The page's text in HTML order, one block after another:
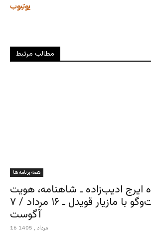
یوتیوب
مطالب مرتبط
همه برنامه ها
ایرج ادیب‌زاده ـ شاهنامه، هویت
ایرانی و گفت‌وگو با مازیار قویدل ـ ۱۶ مرداد / ۷
آگوست
16 مرداد , 1405